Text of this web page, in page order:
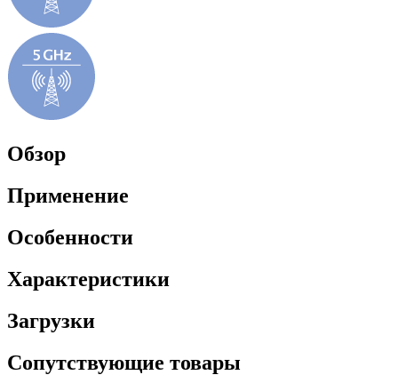
Обзор
Применение
Особенности
Характеристики
Загрузки
Сопутствующие товары